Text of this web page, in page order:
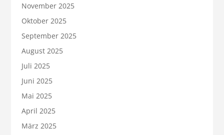
November 2025
Oktober 2025
September 2025
August 2025
Juli 2025
Juni 2025
Mai 2025
April 2025
März 2025